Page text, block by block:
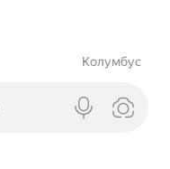
Колумбус